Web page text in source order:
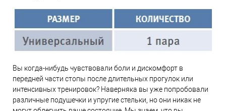
Вы когда-нибудь чувствовали боли и дискомфорт в
передней части стопы после длительных прогулок или
интенсивных тренировок? Наверняка вы уже попробовали
различные подушечки и упругие стельки, но они никак не